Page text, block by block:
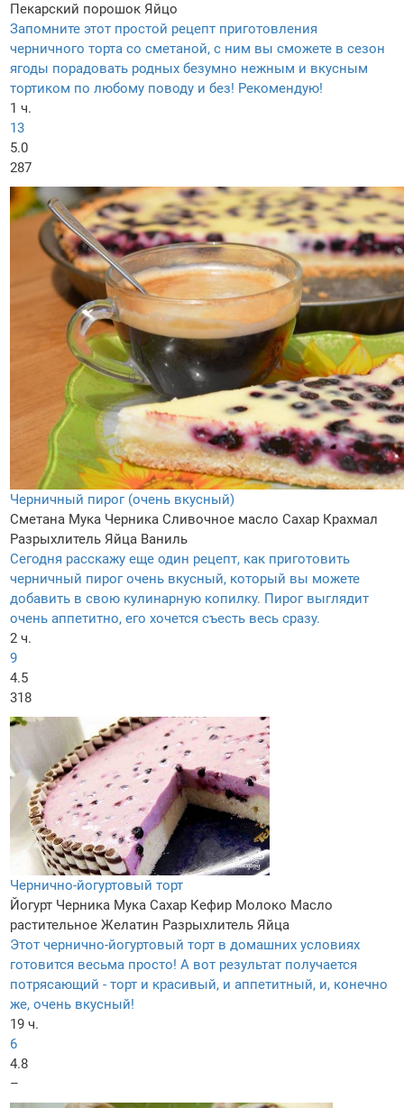
Пекарский порошок Яйцо
Запомните этот простой рецепт приготовления
черничного торта со сметаной, с ним вы сможете в сезон
ягоды порадовать родных безумно нежным и вкусным
тортиком по любому поводу и без! Рекомендую!
1 ч.
13
5.0
287
Черничный пирог (очень вкусный)
Сметана Мука Черника Сливочное масло Сахар Крахмал
Разрыхлитель Яйца Ваниль
Сегодня расскажу еще один рецепт, как приготовить
черничный пирог очень вкусный, который вы можете
добавить в свою кулинарную копилку. Пирог выглядит
очень аппетитно, его хочется съесть весь сразу.
2 ч.
9
4.5
318
Чернично-йогуртовый торт
Йогурт Черника Мука Сахар Кефир Молоко Масло
растительное Желатин Разрыхлитель Яйца
Этот чернично-йогуртовый торт в домашних условиях
готовится весьма просто! А вот результат получается
потрясающий - торт и красивый, и аппетитный, и, конечно
же, очень вкусный!
19 ч.
6
4.8
–